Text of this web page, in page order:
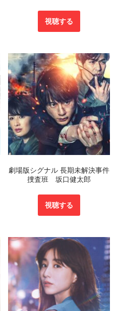
視聴する
劇場版シグナル 長期未解決事件
捜査班 坂口健太郎
視聴する